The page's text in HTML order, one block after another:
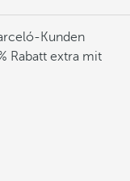
Kunden
Rabatt extra mit